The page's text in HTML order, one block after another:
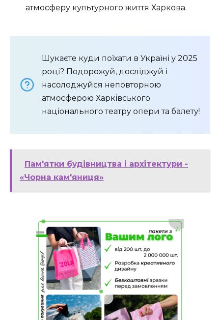
атмосферу культурного життя Харкова.
Шукаєте куди поїхати в Україні у 2025
році? Подорожуй, досліджуй і
насолоджуйся неповторною
атмосферою Харківського
національного театру опери та балету!
Пам'ятки будівництва і архітектури -
«Чорна кам'яниця»